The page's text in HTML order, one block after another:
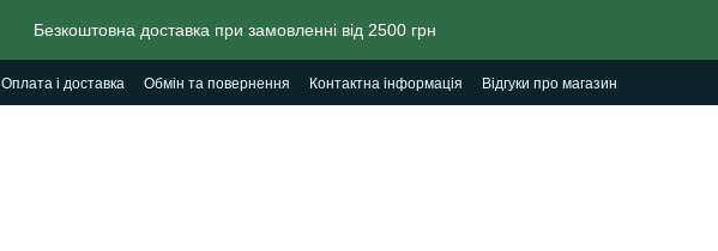
Безкоштовна доставка при замовленні від 2500 грн
Оплата і доставка Обмін та повернення Контактна інформація Відгуки про магазин